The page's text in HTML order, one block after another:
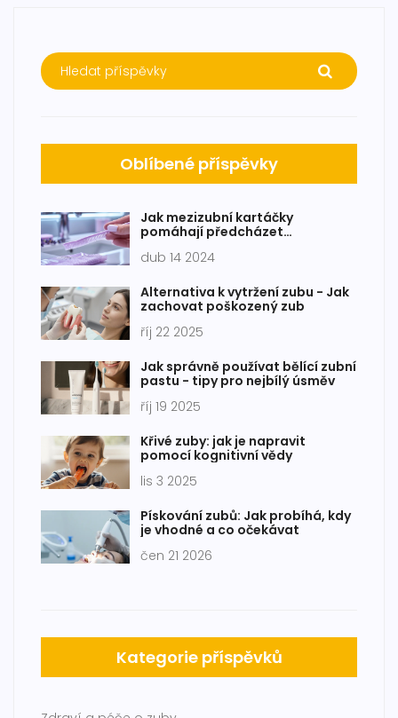
Oblíbené příspěvky
Jak mezizubní kartáčky
pomáhají předcházet
zdravější úsměv
dub 14 2024
Alternativa k vytržení zubu - Jak
zachovat poškozený zub
říj 22 2025
Jak správně používat bělící zubní
pastu - tipy pro nejbílý úsměv
říj 19 2025
Křivé zuby: jak je napravit
pomocí kognitivní vědy
lis 3 2025
Pískování zubů: Jak probíhá, kdy
je vhodné a co očekávat
čen 21 2026
Kategorie příspěvků